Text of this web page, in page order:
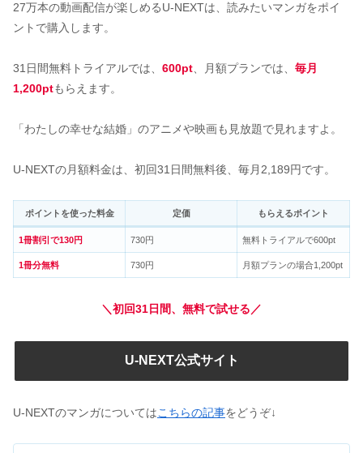
27万本の動画配信が楽しめるU-NEXTは、読みたいマンガをポイ
ントで購入します。
31日間無料トライアルでは、 600pt 、月額プランでは、 毎月
1,200ptもらえます。
「わたしの幸せな結婚」のアニメや映画も見放題で見れますよ。
U-NEXTの月額料金は、初回31日間無料後、毎月2,189円です。
ポイントを使った料金 定価 もらえるポイント
1冊割引で130円 730円 無料トライアルで600pt
1冊分無料 730円 月額プランの場合1,200pt
＼初回31日間、無料で試せる／
U-NEXT公式サイト
U-NEXTのマンガについてはこちらの記事をどうぞ↓